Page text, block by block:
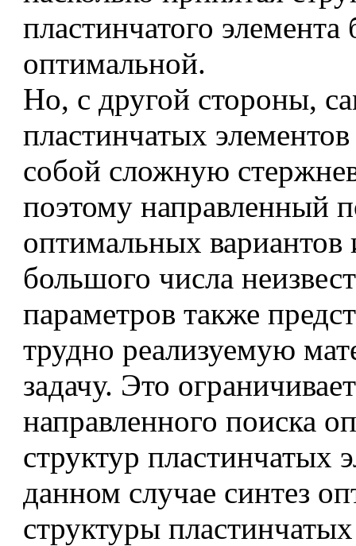
пластинчатого элемента
оптимальной.
Но, с другой стороны,
пластинчатых элементов
собой сложную
поэтому направленный
оптимальных вариантов
большого числа
параметров также
трудно реализуемую
задачу. Это
направленного поиска
структур пластинчатых
данном случае синтез
структуры